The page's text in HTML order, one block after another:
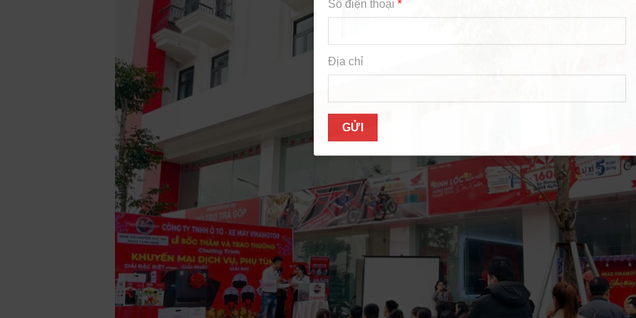
Số điện thoại *
Địa chỉ
GỬI